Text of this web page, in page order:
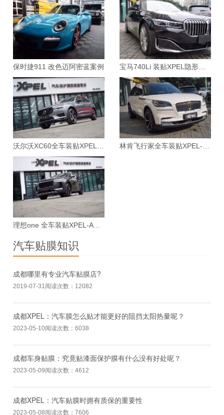
保时捷911 改色迈阿密蓝案例
汽车贴膜知识
成都哪里有专业汽车贴膜店?
2019-07-31 阅读次数：12082
成都XPEL：汽车膜怎么贴才能更好的阻挡太阳热量呢？
2023-05-10阅读次数：6038
成都车身贴膜：究竟贴漆面保护膜有什么没有好处呢？
2023-05-09阅读次数：4612
成都XPEL：汽车贴膜时拥有质保的重要性
2023-05-08阅读次数：7606